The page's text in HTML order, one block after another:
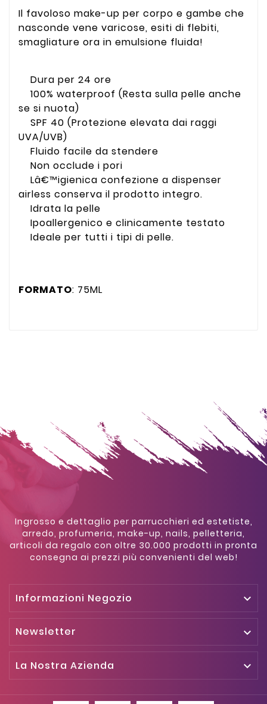
Il favoloso make-up per corpo e gambe che
nasconde vene varicose, esiti di flebiti,
smagliature ora in emulsione fluida!
Dura per 24 ore
100% waterproof (Resta sulla pelle anche
se si nuota)
SPF 40 (Protezione elevata dai raggi
UVA/UVB)
Fluido facile da stendere
Non occlude i pori
Lâ€™igienica confezione a dispenser
airless conserva il prodotto integro.
Idrata la pelle
Ipoallergenico e clinicamente testato
Ideale per tutti i tipi di pelle.
FORMATO: 75ML
Ingrosso e dettaglio per parrucchieri ed estetiste,
arredo, profumeria, make-up, nails, pelletteria,
articoli da regalo con oltre 30.000 prodotti in pronta
consegna ai prezzi più convenienti del web!
Informazioni Negozio 
Newsletter 
La Nostra Azienda 